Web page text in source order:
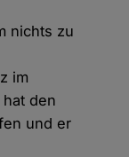
nichts zu
im
hat den
und er